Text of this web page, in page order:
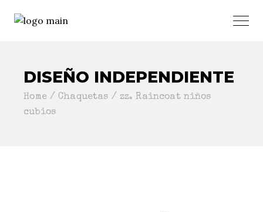
DISEÑO INDEPENDIENTE
Home Chaquetas
zz. Raincoat niños
cubios